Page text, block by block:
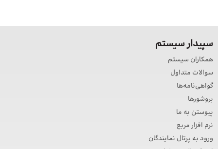
سپیدار سیستم
همکاران سیستم
سوالات متداول
گواهی‌نامه‌ها
بروشورها
پیوستن به ما
نرم افزار مربع
ورود به پرتال نمایندگان